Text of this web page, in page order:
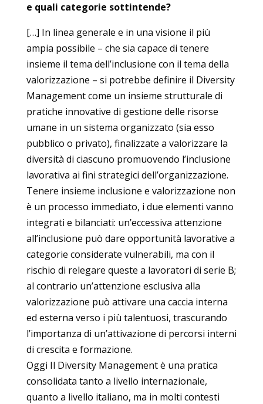
e quali categorie sottintende?
[…] In linea generale e in una visione il più
ampia possibile – che sia capace di tenere
insieme il tema dell’inclusione con il tema della
valorizzazione – si potrebbe definire il Diversity
Management come un insieme strutturale di
pratiche innovative di gestione delle risorse
umane in un sistema organizzato (sia esso
pubblico o privato), finalizzate a valorizzare la
diversità di ciascuno promuovendo l’inclusione
lavorativa ai fini strategici dell’organizzazione.
Tenere insieme inclusione e valorizzazione non
è un processo immediato, i due elementi vanno
integrati e bilanciati: un’eccessiva attenzione
all’inclusione può dare opportunità lavorative a
categorie considerate vulnerabili, ma con il
rischio di relegare queste a lavoratori di serie B;
al contrario un’attenzione esclusiva alla
valorizzazione può attivare una caccia interna
ed esterna verso i più talentuosi, trascurando
l’importanza di un’attivazione di percorsi interni
di crescita e formazione.
Oggi Il Diversity Management è una pratica
consolidata tanto a livello internazionale,
quanto a livello italiano, ma in molti contesti